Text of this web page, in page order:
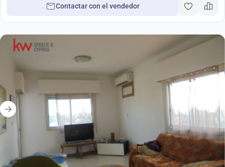
Contactar con el vendedor
€330 000